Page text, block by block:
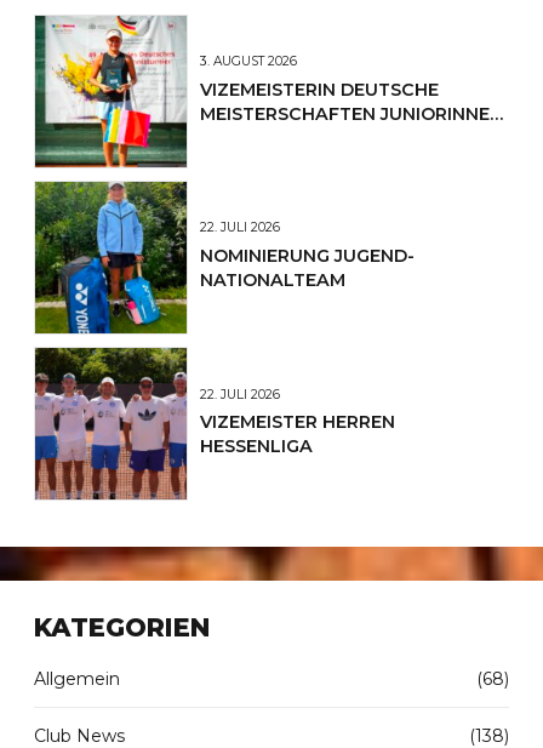
3. AUGUST 2026
VIZEMEISTERIN DEUTSCHE
MEISTERSCHAFTEN JUNIORINNEN
22. JULI 2026
NOMINIERUNG JUGEND-
NATIONALTEAM
22. JULI 2026
VIZEMEISTER HERREN
HESSENLIGA
KATEGORIEN
Allgemein (68)
Club News (138)